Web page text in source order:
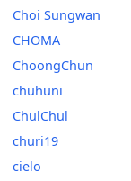
Choi Sungwan
CHOMA
ChoongChun
chuhuni
ChulChul
churi19
cielo